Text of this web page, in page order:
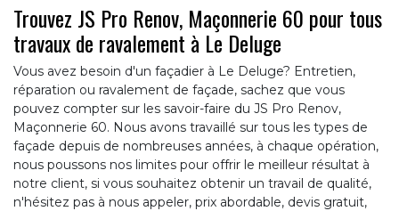
Trouvez JS Pro Renov, Maçonnerie 60 pour tous
travaux de ravalement à Le Deluge
Vous avez besoin d'un façadier à Le Deluge? Entretien,
réparation ou ravalement de façade, sachez que vous
pouvez compter sur les savoir-faire du JS Pro Renov,
Maçonnerie 60. Nous avons travaillé sur tous les types de
façade depuis de nombreuses années, à chaque opération,
nous poussons nos limites pour offrir le meilleur résultat à
notre client, si vous souhaitez obtenir un travail de qualité,
n'hésitez pas à nous appeler, prix abordable, devis gratuit,